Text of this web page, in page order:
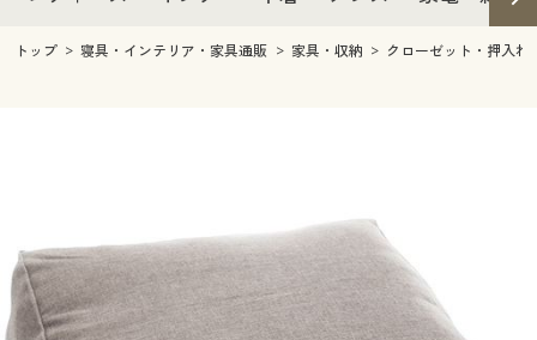
レディースファッション
インナー・下着通販すべて
ジュニア・ティーンズ下着
メンズ
メンズ下着
家電
キッチン・雑貨・日用品
寝具・インテリア・家具通販すべて
家具・収納
美容・健康
美容・健康通販すべて
制服・スクール
キッチン・雑貨・日用品
寝具・ベッド
美容・健康通販すべて
美容・健康・サプリメント
制服・スクールすべて
大きいサイズ
トップ 寝具・インテリア・家具通販 家具・収納 クローゼット・押入れ